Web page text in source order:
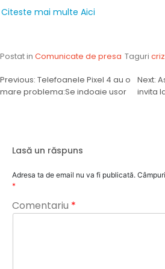
Citeste mai multe Aici
Postat in Comunicate de presa Taguri
Navigare
în
Previous: Telefoanele Pixel 4 au o
mare problema:Se indoaie usor
Next:
invita
Lasă un răspuns
Adresa ta de email nu va fi publicată.
*
Comentariu *